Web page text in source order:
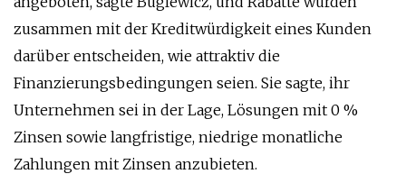
zusammen mit der Kreditwürdigkeit eines Kunden
darüber entscheiden, wie attraktiv die
Finanzierungsbedingungen seien. Sie sagte, ihr
Unternehmen sei in der Lage, Lösungen mit 0 %
Zinsen sowie langfristige, niedrige monatliche
Zahlungen mit Zinsen anzubieten.